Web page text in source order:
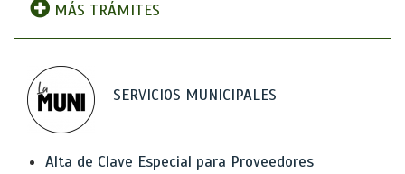
MÁS TRÁMITES
SERVICIOS MUNICIPALES
Alta de Clave Especial para Proveedores